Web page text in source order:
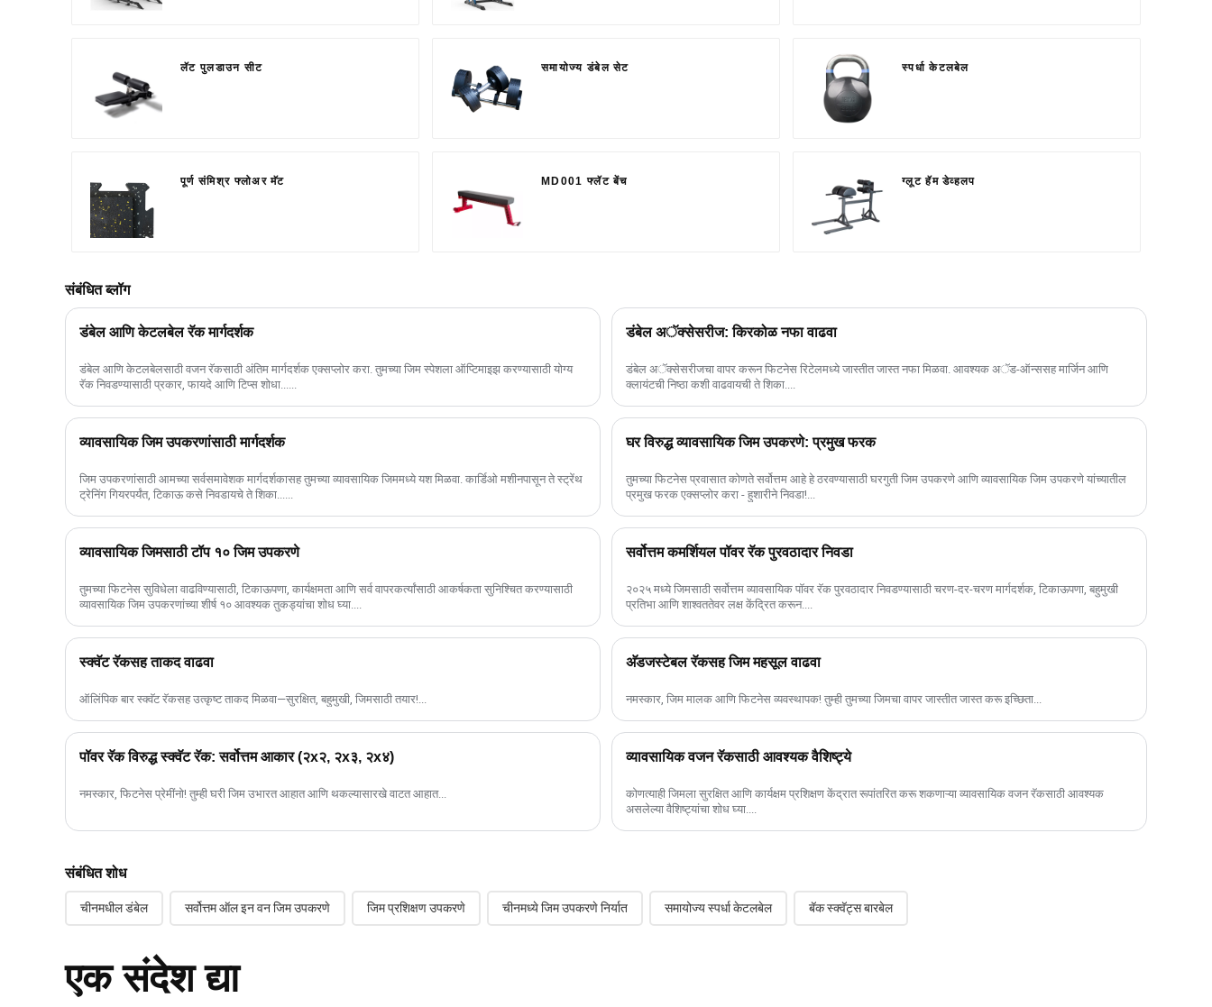
लॅट पुलडाउन सीट समायोज्य डंबेल सेट स्पर्धा केटलबेल
पूर्ण संमिश्र फ्लोअर मॅट MD001 फ्लॅट बेंच ग्लूट हॅम डेव्हलप
संबंधित ब्लॉग
डंबेल आणि केटलबेल रॅक मार्गदर्शक
डंबेल आणि केटलबेलसाठी वजन रॅकसाठी अंतिम मार्गदर्शक एक्सप्लोर करा. तुमच्या जिम स्पेशला ऑप्टिमाइझ करण्यासाठी योग्य
रॅक निवडण्यासाठी प्रकार, फायदे आणि टिप्स शोधा......
डंबेल अॅक्सेसरीज: किरकोळ नफा वाढवा
डंबेल अॅक्सेसरीजचा वापर करून फिटनेस रिटेलमध्ये जास्तीत जास्त नफा मिळवा. आवश्यक अॅड-ऑन्ससह मार्जिन आणि
क्लायंटची निष्ठा कशी वाढवायची ते शिका....
व्यावसायिक जिम उपकरणांसाठी मार्गदर्शक
जिम उपकरणांसाठी आमच्या सर्वसमावेशक मार्गदर्शकासह तुमच्या व्यावसायिक जिममध्ये यश मिळवा. कार्डिओ मशीनपासून ते स्ट्रेंथ
ट्रेनिंग गियरपर्यंत, टिकाऊ कसे निवडायचे ते शिका......
घर विरुद्ध व्यावसायिक जिम उपकरणे: प्रमुख फरक
तुमच्या फिटनेस प्रवासात कोणते सर्वोत्तम आहे हे ठरवण्यासाठी घरगुती जिम उपकरणे आणि व्यावसायिक जिम उपकरणे यांच्यातील
प्रमुख फरक एक्सप्लोर करा - हुशारीने निवडा!...
व्यावसायिक जिमसाठी टॉप १० जिम उपकरणे
तुमच्या फिटनेस सुविधेला वाढविण्यासाठी, टिकाऊपणा, कार्यक्षमता आणि सर्व वापरकर्त्यांसाठी आकर्षकता सुनिश्चित करण्यासाठी
व्यावसायिक जिम उपकरणांच्या शीर्ष १० आवश्यक तुकड्यांचा शोध घ्या....
सर्वोत्तम कमर्शियल पॉवर रॅक पुरवठादार निवडा
२०२५ मध्ये जिमसाठी सर्वोत्तम व्यावसायिक पॉवर रॅक पुरवठादार निवडण्यासाठी चरण-दर-चरण मार्गदर्शक, टिकाऊपणा, बहुमुखी
प्रतिभा आणि शाश्वततेवर लक्ष केंद्रित करून....
स्क्वॅट रॅकसह ताकद वाढवा
ऑलिंपिक बार स्क्वॅट रॅकसह उत्कृष्ट ताकद मिळवा—सुरक्षित, बहुमुखी, जिमसाठी तयार!...
अ‍ॅडजस्टेबल रॅकसह जिम महसूल वाढवा
नमस्कार, जिम मालक आणि फिटनेस व्यवस्थापक! तुम्ही तुमच्या जिमचा वापर जास्तीत जास्त करू इच्छिता...
पॉवर रॅक विरुद्ध स्क्वॅट रॅक: सर्वोत्तम आकार (२x२, २x३, २x४)
नमस्कार, फिटनेस प्रेमींनो! तुम्ही घरी जिम उभारत आहात आणि थकल्यासारखे वाटत आहात...
व्यावसायिक वजन रॅकसाठी आवश्यक वैशिष्ट्ये
कोणत्याही जिमला सुरक्षित आणि कार्यक्षम प्रशिक्षण केंद्रात रूपांतरित करू शकणाऱ्या व्यावसायिक वजन रॅकसाठी आवश्यक
असलेल्या वैशिष्ट्यांचा शोध घ्या....
संबंधित शोध
चीनमधील डंबेल सर्वोत्तम ऑल इन वन जिम उपकरणे जिम प्रशिक्षण उपकरणे चीनमध्ये जिम उपकरणे निर्यात समायोज्य स्पर्धा केटलबेल बॅक स्क्वॅट्स बारबेल
एक संदेश द्या